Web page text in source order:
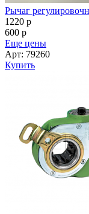
Рычаг
1220 p
600 p
Еще цены
Арт: 79260
Купить